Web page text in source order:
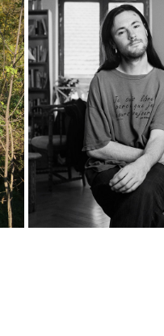
PORTRAITS
[ 2005 – 2011 ]